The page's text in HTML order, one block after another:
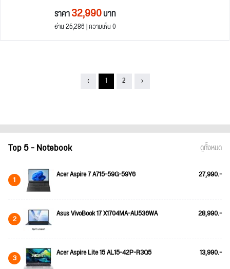
ราคา32,990บาท
อ่าน 25,286 | ความเห็น 0
‹ 1 2 ›
Top 5 - Notebook ดูทั้งหมด
1 Acer Aspire 7 A715-59G-59Y6 27,990.-
2 Asus VivoBook 17 X1704MA-AU536WA 28,990.-
3 Acer Aspire Lite 15 AL15-42P-R3Q5 13,990.-